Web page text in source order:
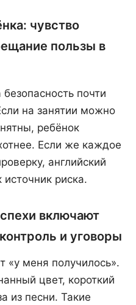
чувство
пользы в
почти
на занятии можно
ребёнок
Если же каждое
английский
риска.
включают
и уговоры
«у меня получилось».
цвет, короткий
из песни. Такие